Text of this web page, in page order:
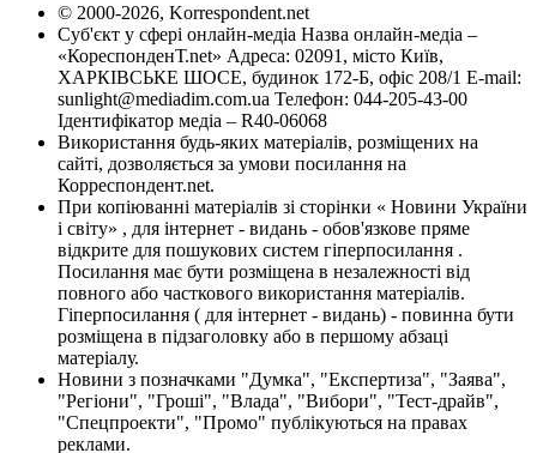
© 2000-2026, Korrespondent.net
Суб'єкт у сфері онлайн-медіа Назва онлайн-медіа –
«КореспонденТ.net» Адреса: 02091, місто Київ,
ХАРКІВСЬКЕ ШОСЕ, будинок 172-Б, офіс 208/1 E-mail:
sunlight@mediadim.com.ua Телефон: 044-205-43-00
Ідентифікатор медіа – R40-06068
Використання будь-яких матеріалів, розміщених на
сайті, дозволяється за умови посилання на
Корреспондент.net.
При копіюванні матеріалів зі сторінки « Новини України
і світу» , для інтернет - видань - обов'язкове пряме
відкрите для пошукових систем гіперпосилання .
Посилання має бути розміщена в незалежності від
повного або часткового використання матеріалів.
Гіперпосилання ( для інтернет - видань) - повинна бути
розміщена в підзаголовку або в першому абзаці
матеріалу.
Новини з позначками "Думка", "Експертиза", "Заява",
"Регіони", "Гроші", "Влада", "Вибори", "Тест-драйв",
"Спецпроекти", "Промо" публікуються на правах
реклами.